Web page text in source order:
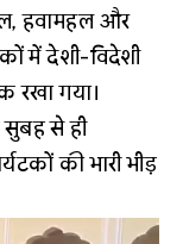
हवामहल और
में देशी-विदेशी
रखा गया।
सुबह से ही
की भारी भीड़